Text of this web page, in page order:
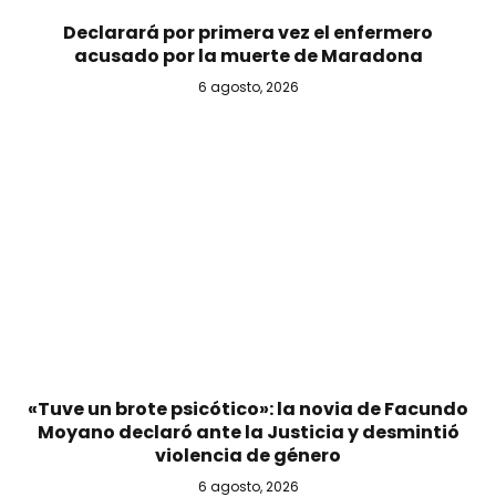
Declarará por primera vez el enfermero
acusado por la muerte de Maradona
6 agosto, 2026
«Tuve un brote psicótico»: la novia de Facundo
Moyano declaró ante la Justicia y desmintió
violencia de género
6 agosto, 2026